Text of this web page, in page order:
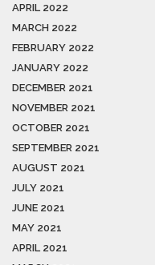
APRIL 2022
MARCH 2022
FEBRUARY 2022
JANUARY 2022
DECEMBER 2021
NOVEMBER 2021
OCTOBER 2021
SEPTEMBER 2021
AUGUST 2021
JULY 2021
JUNE 2021
MAY 2021
APRIL 2021